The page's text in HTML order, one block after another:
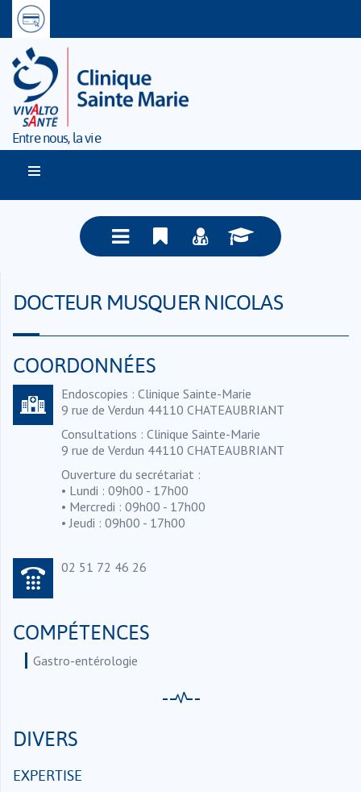
Entre nous, la vie
DOCTEUR MUSQUER NICOLAS
COORDONNÉES
Endoscopies : Clinique Sainte-Marie
9 rue de Verdun 44110 CHATEAUBRIANT
Consultations : Clinique Sainte-Marie
9 rue de Verdun 44110 CHATEAUBRIANT
Ouverture du secrétariat :
• Lundi : 09h00 - 17h00
• Mercredi : 09h00 - 17h00
• Jeudi : 09h00 - 17h00
02 51 72 46 26
COMPÉTENCES
Gastro-entérologie
DIVERS
EXPERTISE